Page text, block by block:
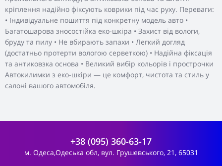
кріплення надійно фіксують коврики під час руху. Переваги:
• Індивідуальне пошиття під конкретну модель авто •
Багатошарова зносостійка еко-шкіра • Захист від вологи,
бруду та пилу • Не вбирають запахи • Легкий догляд
(достатньо протерти вологою серветкою) • Надійна фіксація
та антиковзка основа • Великий вибір кольорів і прострочки
Автокилимки з еко-шкіри — це комфорт, чистота та стиль у
салоні вашого автомобіля.
+38 (095) 360-63-17
м. Одеса,Одеська обл, вул. Грушевського, 21, 65031